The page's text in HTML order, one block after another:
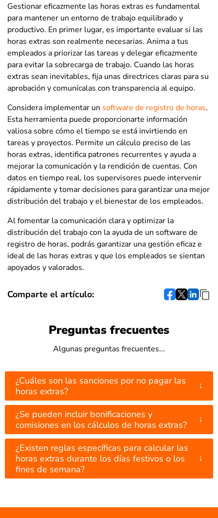
Gestionar eficazmente las horas extras es fundamental
para mantener un entorno de trabajo equilibrado y
productivo. En primer lugar, es importante evaluar si las
horas extras son realmente necesarias. Anima a tus
empleados a priorizar las tareas y delegar eficazmente
para evitar la sobrecarga de trabajo. Cuando las horas
extras sean inevitables, fija unas directrices claras para su
aprobación y comunícalas con transparencia al equipo.
Considera implementar un software de registro de horas.
Esta herramienta puede proporcionarte información
valiosa sobre cómo el tiempo se está invirtiendo en
tareas y proyectos. Permite un cálculo preciso de las
horas extras, identifica patrones recurrentes y ayuda a
mejorar la comunicación y la rendición de cuentas. Con
datos en tiempo real, los supervisores puede intervenir
rápidamente y tomar decisiones para garantizar una mejor
distribución del trabajo y el bienestar de los empleados.
Al fomentar la comunicación clara y optimizar la
distribución del trabajo con la ayuda de un software de
registro de horas, podrás garantizar una gestión eficaz e
ideal de las horas extras y que los empleados se sientan
apoyados y valorados.
Comparte el artículo:
Preguntas frecuentes
Algunas preguntas frecuentes...
¿Cuáles son las sanciones por no pagar las
horas extras?
↓
¿Se pueden incluir bonificaciones y
comisiones en los cálculos de horas extras?
↓
¿Existen reglas específicas para calcular las
horas extras durante los días festivos o los
fines de semana?
↓